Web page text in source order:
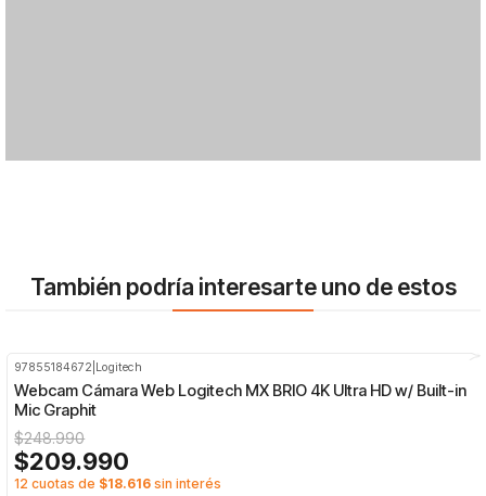
También podría interesarte uno de estos
97855184672 Logitech
Webcam Cámara Web Logitech MX BRIO 4K Ultra HD w/ Built-in
Mic Graphit
$248.990
$209.990
12 cuotas de $18.616 sin interés